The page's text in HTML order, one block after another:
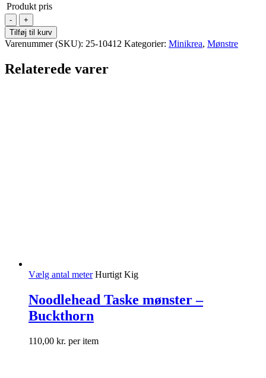
Produkt pris
Minikrea
-
Raglan
Jersey
(34-
Tilføj til kurv
Varenummer (SKU): 25-10412 Kategorier: Minikrea, Mønstre
Relaterede varer
Vælg antal meter Hurtigt Kig
Noodlehead Taske mønster –
Buckthorn
110,00 kr. per item